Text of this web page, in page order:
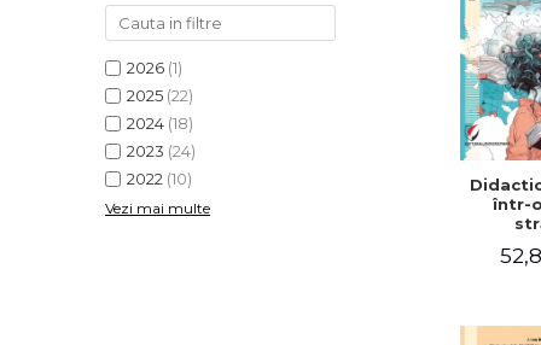
2026 (1)
2025 (22)
2024 (18)
2023 (24)
2022 (10)
Vezi mai multe
într-